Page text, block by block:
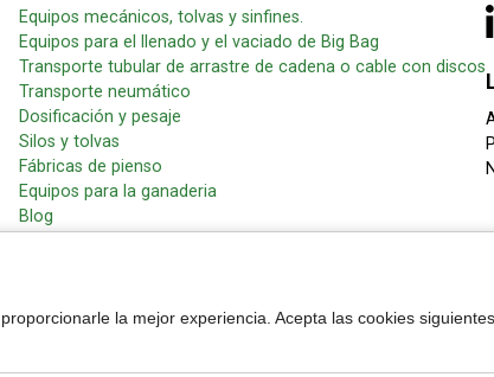
Equipos mecánicos, tolvas y sinfines.
Equipos para el llenado y el vaciado de Big Bag
Transporte tubular de arrastre de cadena o cable con discos
Transporte neumático
Dosificación y pesaje
Silos y tolvas
Fábricas de pienso
Equipos para la ganaderia
Blog
la mejor experiencia. Acepta las cookies